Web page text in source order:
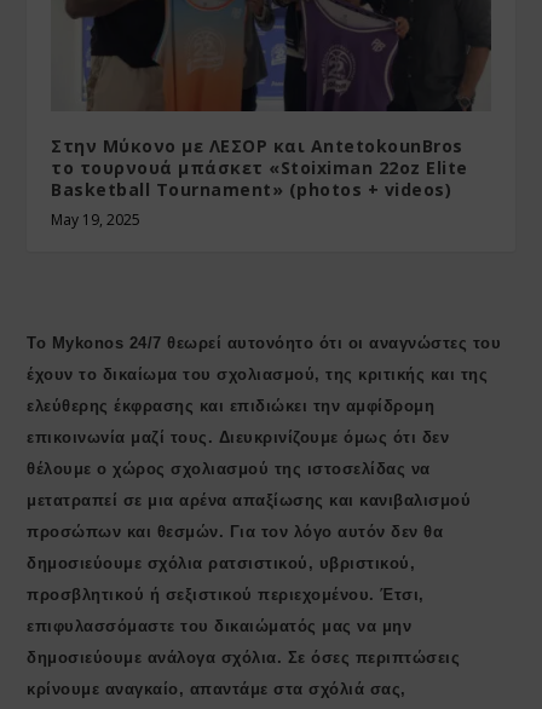
Στην Μύκονο με ΛΕΣΟΡ και AntetokounBros
το τουρνουά μπάσκετ «Stoiximan 22oz Elite
Basketball Tournament» (photos + videos)
May 19, 2025
Το Mykonos 24/7 θεωρεί αυτονόητο ότι οι αναγνώστες του
έχουν το δικαίωμα του σχολιασμού, της κριτικής και της
ελεύθερης έκφρασης και επιδιώκει την αμφίδρομη
επικοινωνία μαζί τους. Διευκρινίζουμε όμως ότι δεν
θέλουμε ο χώρος σχολιασμού της ιστοσελίδας να
μετατραπεί σε μια αρένα απαξίωσης και κανιβαλισμού
προσώπων και θεσμών. Για τον λόγο αυτόν δεν θα
δημοσιεύουμε σχόλια ρατσιστικού, υβριστικού,
προσβλητικού ή σεξιστικού περιεχομένου. Έτσι,
επιφυλασσόμαστε του δικαιώματός μας να μην
δημοσιεύουμε ανάλογα σχόλια. Σε όσες περιπτώσεις
κρίνουμε αναγκαίο, απαντάμε στα σχόλιά σας,